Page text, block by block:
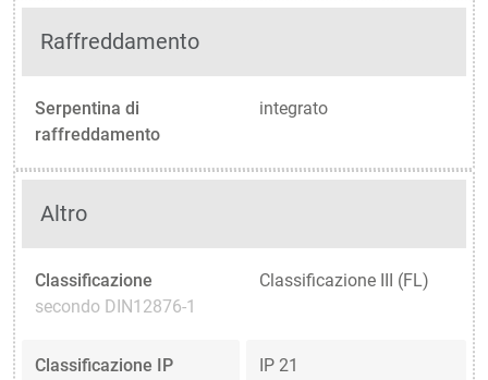
Raffreddamento
Serpentina di
raffreddamento
integrato
Altro
Classificazione
secondo DIN12876-1
Classificazione III (FL)
Classificazione IP
IP 21